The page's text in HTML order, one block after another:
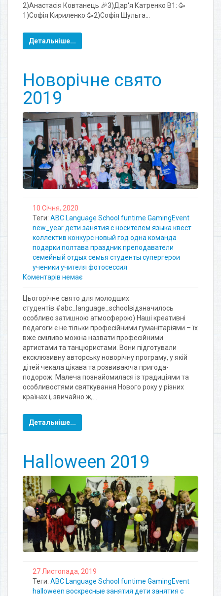
2)Анастасія Ковтанець 🎉3)Дар‘я Катренко В1: 🥳
1)Софія Кириленко 🥳2)Софія Шульга…
Детальніше...
Новорічне свято
2019
10 Січня, 2020
Теги: ABC Language School funtime GamingEvent
new_year дети занятия с носителем языка квест
коллектив конкурсновый год одна команда
подарки полтава праздникпреподаватели
семейный отдыхсемья студенты супергерои
ученики учителя фотосессия
Коментарів немає
Цьогорічне свято для молодших
студентів #abc_language_schoolвідзначилось
особливо затишною атмосферою) Наші креативні
педагоги є не тільки професійними гуманітаріями – їх
вже сміливо можна назвати професійними
артистами та танцюристами. Вони підготували
ексклюзивну авторську новорічну програму, у якій
дітей чекала цікава та розвиваюча пригода-
подорож. Малеча познайомилася із традиціями та
особливостями святкування Нового року у різних
країнах і, звичайно ж,…
Детальніше...
Halloween 2019
27 Листопада, 2019
Теги: ABC Language School funtime GamingEvent
halloween воскресные занятия дети занятия с